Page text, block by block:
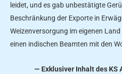
leidet, und es gab unbestätigte
Beschränkung der Exporte in
Weizenversorgung im eigenen
einen indischen Beamten mit den
— Exklusiver Inhalt des KS